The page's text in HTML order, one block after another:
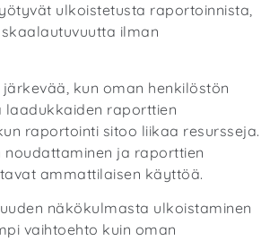
ulkoistetusta raportoinnista,
ilman
kun oman henkilöstön
laadukkaiden raporttien
raportointi sitoo liikaa resursseja.
noudattaminen ja raporttien
ammattilaisen käyttöä.
näkökulmasta ulkoistaminen
vaihtoehto kuin oman